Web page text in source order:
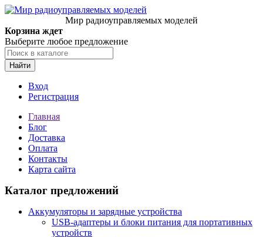
Мир радиоуправляемых моделей
Корзина ждет
Выберите любое предложение
Найти
Вход
Регистрация
Главная
Блог
Доставка
Оплата
Контакты
Карта сайта
Каталог предложений
Аккумуляторы и зарядные устройства
USB-адаптеры и блоки питания для портативных
устройств